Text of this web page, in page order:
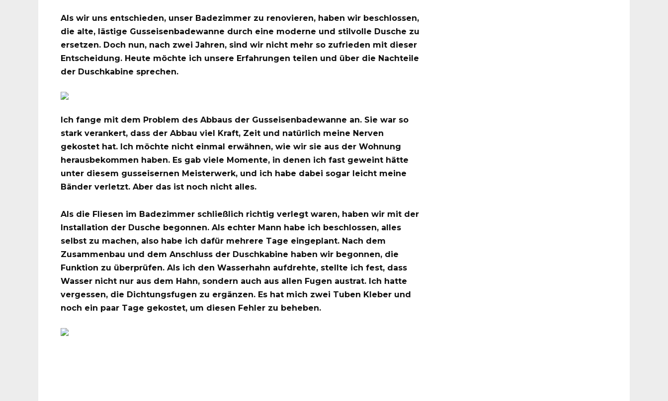
Als wir uns entschieden, unser Badezimmer zu renovieren, haben wir beschlossen,
die alte, lästige Gusseisenbadewanne durch eine moderne und stilvolle Dusche zu
ersetzen. Doch nun, nach zwei Jahren, sind wir nicht mehr so zufrieden mit dieser
Entscheidung. Heute möchte ich unsere Erfahrungen teilen und über die Nachteile
der Duschkabine sprechen.
Ich fange mit dem Problem des Abbaus der Gusseisenbadewanne an. Sie war so
stark verankert, dass der Abbau viel Kraft, Zeit und natürlich meine Nerven
gekostet hat. Ich möchte nicht einmal erwähnen, wie wir sie aus der Wohnung
herausbekommen haben. Es gab viele Momente, in denen ich fast geweint hätte
unter diesem gusseisernen Meisterwerk, und ich habe dabei sogar leicht meine
Bänder verletzt. Aber das ist noch nicht alles.
Als die Fliesen im Badezimmer schließlich richtig verlegt waren, haben wir mit der
Installation der Dusche begonnen. Als echter Mann habe ich beschlossen, alles
selbst zu machen, also habe ich dafür mehrere Tage eingeplant. Nach dem
Zusammenbau und dem Anschluss der Duschkabine haben wir begonnen, die
Funktion zu überprüfen. Als ich den Wasserhahn aufdrehte, stellte ich fest, dass
Wasser nicht nur aus dem Hahn, sondern auch aus allen Fugen austrat. Ich hatte
vergessen, die Dichtungsfugen zu ergänzen. Es hat mich zwei Tuben Kleber und
noch ein paar Tage gekostet, um diesen Fehler zu beheben.